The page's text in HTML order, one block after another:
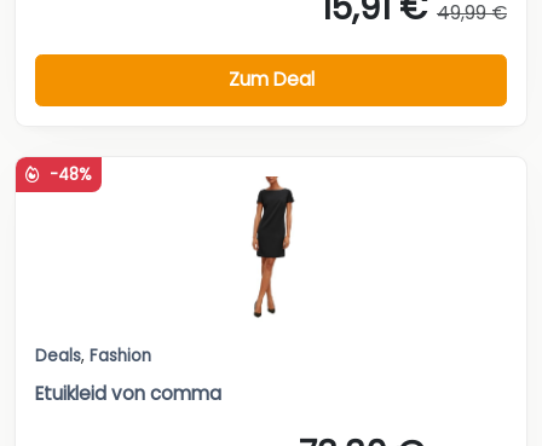
49,99 €
Zum Deal
-48%
Deals, Fashion
Etuikleid von comma